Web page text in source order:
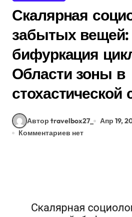
Скалярная
забытых вещей:
бифуркация
Области зоны в
стохастической
Автор travelbox27_
Апр 19,
Комментариев нет